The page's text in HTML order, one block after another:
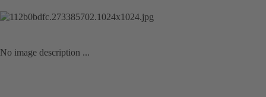
No image description ...